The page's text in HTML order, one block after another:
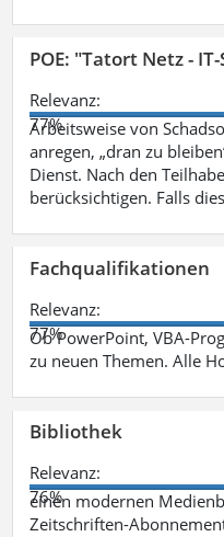
POE: "Tatort Netz -
Relevanz:
77%
Arbeitsweise von
anregen, „dran zu
Dienst. Nach den
berücksichtigen. Falls
Fachqualifikationen
Relevanz:
77%
Ob PowerPoint, VBA-
zu neuen Themen. Alle
Bibliothek
Relevanz:
76%
einen modernen
Zeitschriften-